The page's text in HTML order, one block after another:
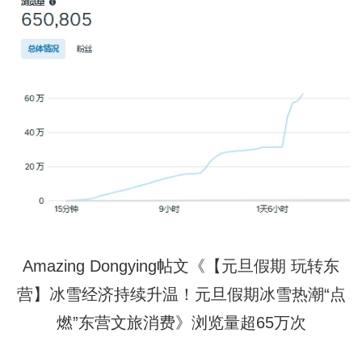
Amazing Dongying帖文《【元旦假期 玩转东
营】冰雪经济持续升温！元旦假期冰雪热潮“点
燃”东营文旅消费》浏览量超65万次